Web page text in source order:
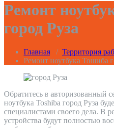
Ремонт
город Руза
Главная / Территория
Ремонт ноутбука Тошиба
Обратитесь в авторизованный
ноутбука Toshiba город Руза
специалистами своего дела. В
устройства будут полностью